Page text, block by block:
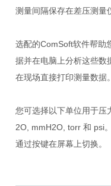
测量间隔保存在差压测量
选配的ComSoft软件帮助
据并在电脑上分析这些数
在现场直接打印测量数据。
您可选择以下单位用于压
2O, mmH2O, torr 和 psi
通过按键在屏幕上切换。